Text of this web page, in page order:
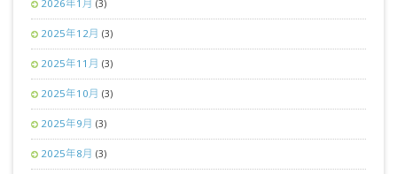
2026年1月 (3)
2025年12月 (3)
2025年11月 (3)
2025年10月 (3)
2025年9月 (3)
2025年8月 (3)